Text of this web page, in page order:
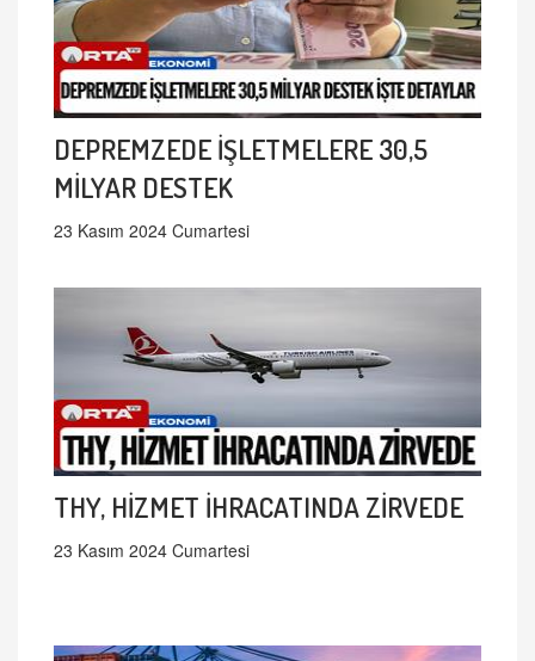
DEPREMZEDE İŞLETMELERE 30,5
MİLYAR DESTEK
23 Kasım 2024 Cumartesi
THY, HİZMET İHRACATINDA ZİRVEDE
23 Kasım 2024 Cumartesi